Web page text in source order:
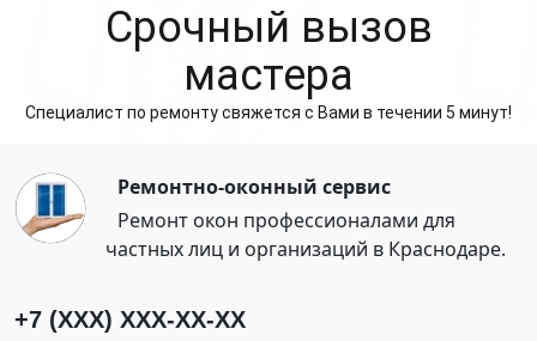
Cрочный вызов
мастера
Специалист по ремонту свяжется с Вами в течении 5 минут!
Ремонтно-оконный сервис
Ремонт окон профессионалами для
частных лиц и организаций в Краснодаре.
+7 (XXX) XXX-XX-XX